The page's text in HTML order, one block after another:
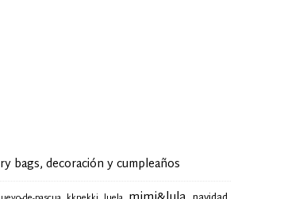
bags, decoración y cumpleaños